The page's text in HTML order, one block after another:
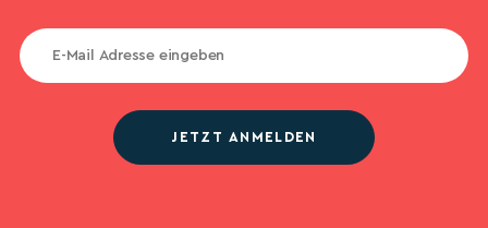
JETZT ANMELDEN